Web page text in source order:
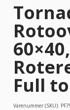
Full
Varenummer (SKU):